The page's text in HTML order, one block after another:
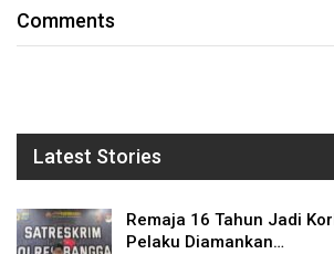
Comments
Latest Stories
Remaja 16 Tahun Jadi
Pelaku Diamankan…